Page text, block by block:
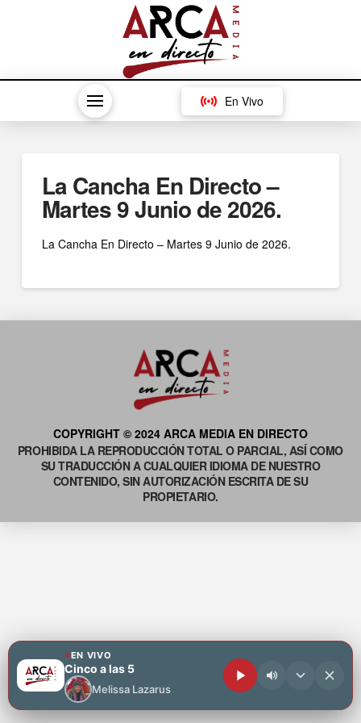
En Vivo
La Cancha En Directo –
Martes 9 Junio de 2026.
La Cancha En Directo – Martes 9 Junio de 2026.
COPYRIGHT © 2024 ARCA MEDIA EN DIRECTO
PROHIBIDA LA REPRODUCCIÓN TOTAL O PARCIAL, ASÍ COMO
SU TRADUCCIÓN A CUALQUIER IDIOMA DE NUESTRO
CONTENIDO, SIN AUTORIZACIÓN ESCRITA DE SU
PROPIETARIO.
EN VIVO
Cinco a las 5
Melissa Lazarus